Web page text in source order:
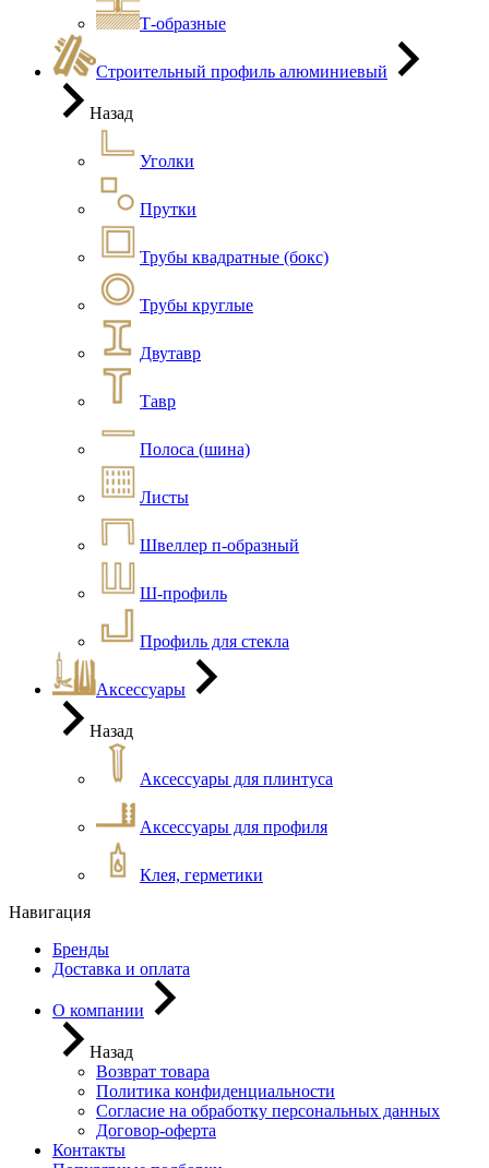
Т-образные
Строительный профиль алюминиевый
Назад
Уголки
Прутки
Трубы квадратные (бокс)
Трубы круглые
Двутавр
Тавр
Полоса (шина)
Листы
Швеллер п-образный
Ш-профиль
Профиль для стекла
Аксессуары
Назад
Аксессуары для плинтуса
Аксессуары для профиля
Клея, герметики
Навигация
Бренды
Доставка и оплата
О компании
Назад
Возврат товара
Политика конфиденциальности
Согласие на обработку персональных данных
Договор-оферта
Контакты